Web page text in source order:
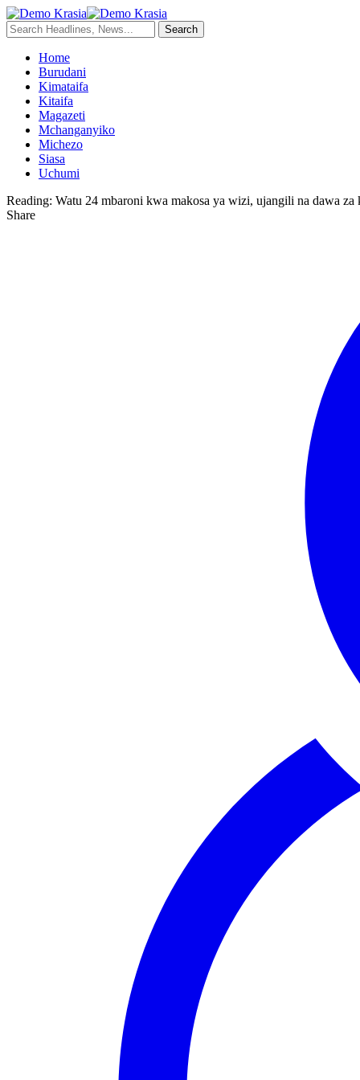
Home
Burudani
Kimataifa
Kitaifa
Magazeti
Mchanganyiko
Michezo
Siasa
Uchumi
Reading: Watu 24 mbaroni kwa makosa ya wizi, ujangili na dawa za
Share